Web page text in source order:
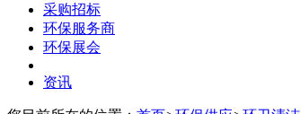
采购招标
环保服务商
环保展会
资讯